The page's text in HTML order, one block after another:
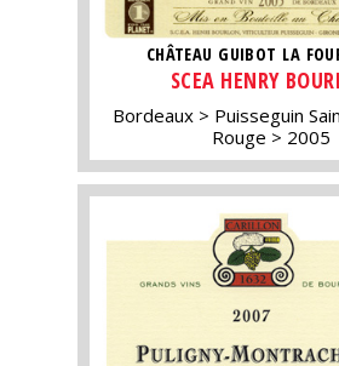
CHÂTEAU GUIBOT LA
SCEA HENRY
Bordeaux
Puisseguin
Rouge
2005